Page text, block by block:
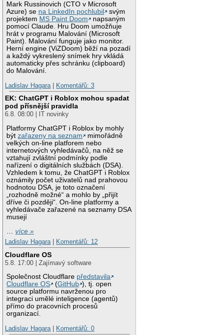
Mark Russinovich (CTO v Microsoft
Azure) se na LinkedIn pochlubil
svým
projektem MS Paint Doom
napsaným
pomocí Claude. Hru Doom umožňuje
hrát v programu Malování (Microsoft
Paint). Malování funguje jako monitor.
Herní engine (ViZDoom) běží na pozadí
a každý vykreslený snímek hry vkládá
automaticky přes schránku (clipboard)
do Malování.
Ladislav Hagara | Komentářů: 3
EK: ChatGPT i Roblox mohou spadat
pod přísnější pravidla
6.8. 08:00 | IT novinky
Platformy ChatGPT i Roblox by mohly
býtzařazeny na seznam
mimořádně
velkých on-line platforem nebo
internetových vyhledávačů, na něž se
vztahují zvláštní podmínky podle
nařízení o digitálních službách (DSA).
Vzhledem k tomu, že ChatGPT i Roblox
oznámily počet uživatelů nad prahovou
hodnotou DSA, je toto označení
„rozhodně možné“ a mohlo by „přijít
dříve či později“. On-line platformy a
vyhledávače zařazené na seznamy DSA
musejí
…více »
Ladislav Hagara| Komentářů: 12
Cloudflare OS
5.8. 17:00 | Zajímavý software
Společnost Cloudflare představila
Cloudflare OS
(GitHub ), tj. open
source platformu navrženou pro
integraci umělé inteligence (agentů)
přímo do pracovních procesů
organizací.
Ladislav Hagara| Komentářů: 0